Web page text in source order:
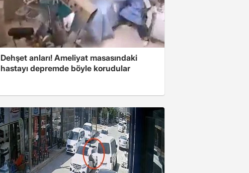
Dehşet anları! Ameliyat masasındaki
hastayı depremde böyle korudular